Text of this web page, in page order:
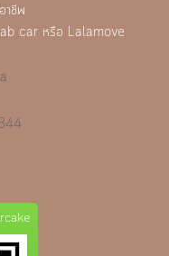
าชีพ
car หรือ Lalamove